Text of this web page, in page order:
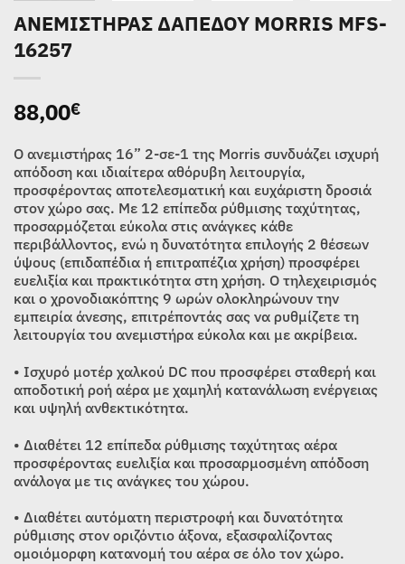
ΑΝΕΜΙΣΤΗΡΑΣ ΔΑΠΕΔΟΥ MORRIS MFS-
16257
88,00€
Ο ανεμιστήρας 16” 2-σε-1 της Morris συνδυάζει ισχυρή
απόδοση και ιδιαίτερα αθόρυβη λειτουργία,
προσφέροντας αποτελεσματική και ευχάριστη δροσιά
στον χώρο σας. Με 12 επίπεδα ρύθμισης ταχύτητας,
προσαρμόζεται εύκολα στις ανάγκες κάθε
περιβάλλοντος, ενώ η δυνατότητα επιλογής 2 θέσεων
ύψους (επιδαπέδια ή επιτραπέζια χρήση) προσφέρει
ευελιξία και πρακτικότητα στη χρήση. Ο τηλεχειρισμός
και ο χρονοδιακόπτης 9 ωρών ολοκληρώνουν την
εμπειρία άνεσης, επιτρέποντάς σας να ρυθμίζετε τη
λειτουργία του ανεμιστήρα εύκολα και με ακρίβεια.
• Ισχυρό μοτέρ χαλκού DC που προσφέρει σταθερή και
αποδοτική ροή αέρα με χαμηλή κατανάλωση ενέργειας
και υψηλή ανθεκτικότητα.
• Διαθέτει 12 επίπεδα ρύθμισης ταχύτητας αέρα
προσφέροντας ευελιξία και προσαρμοσμένη απόδοση
ανάλογα με τις ανάγκες του χώρου.
• Διαθέτει αυτόματη περιστροφή και δυνατότητα
ρύθμισης στον οριζόντιο άξονα, εξασφαλίζοντας
ομοιόμορφη κατανομή του αέρα σε όλο τον χώρο.